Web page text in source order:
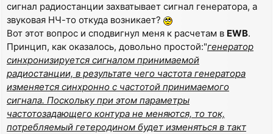
сигнал радиостанции захватывает сигнал генератора, а
звуковая НЧ-то откуда возникает?
Вот этот вопрос и сподвигнул меня к расчетам в EWB.
Принцип, как оказалось, довольно простой:"генератор
синхронизируется сигналом принимаемой
радиостанции, в результате чего частота генератора
изменяется синхронно с частотой принимаемого
сигнала. Поскольку при этом параметры
частотозадающего контура не меняются, то ток,
потребляемый гетеродином будет изменяться в такт